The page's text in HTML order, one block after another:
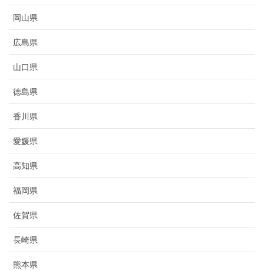
岡山県
広島県
山口県
徳島県
香川県
愛媛県
高知県
福岡県
佐賀県
長崎県
熊本県